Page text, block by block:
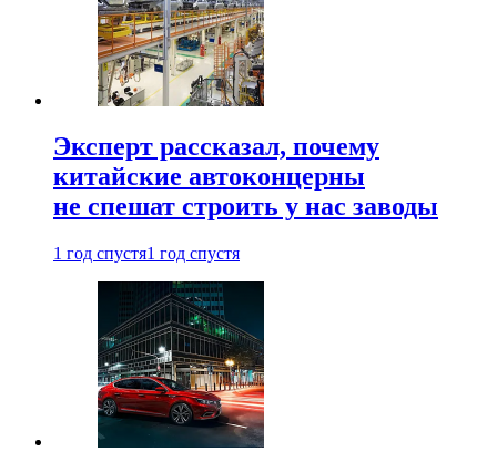
Эксперт рассказал, почему
китайские автоконцерны
не спешат строить у нас заводы
1 год спустя1 год спустя